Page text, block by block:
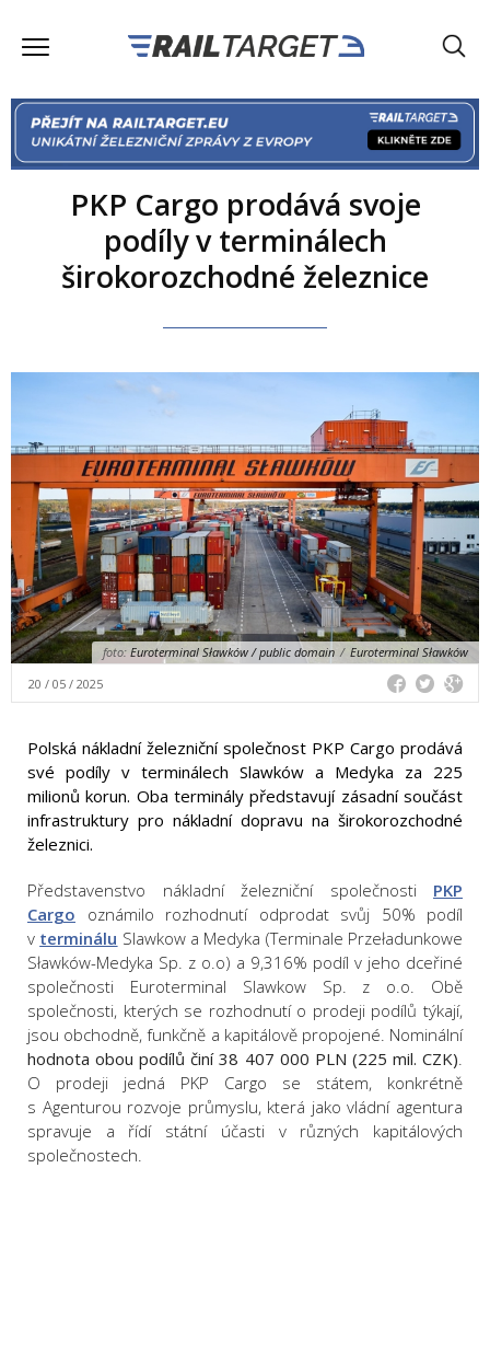
PKP Cargo prodává svoje
podíly v terminálech
širokorozchodné železnice
foto: Euroterminal Sławków / public domain / Euroterminal Sławków
20 / 05 / 2025
Polská nákladní železniční společnost PKP Cargo prodává
své podíly v terminálech Slawków a Medyka za 225
milionů korun. Oba terminály představují zásadní součást
infrastruktury pro nákladní dopravu na širokorozchodné
železnici.
Představenstvo nákladní železniční společnosti PKP
Cargo oznámilo rozhodnutí odprodat svůj 50% podíl
v terminálu Slawkow a Medyka (Terminale Przeładunkowe
Sławków-Medyka Sp. z o.o) a 9,316% podíl v jeho dceřiné
společnosti Euroterminal Slawkow Sp. z o.o. Obě
společnosti, kterých se rozhodnutí o prodeji podílů týkají,
jsou obchodně, funkčně a kapitálově propojené. Nominální
hodnota obou podílů činí 38 407 000 PLN (225 mil. CZK).
O prodeji jedná PKP Cargo se státem, konkrétně
s Agenturou rozvoje průmyslu, která jako vládní agentura
spravuje a řídí státní účasti v různých kapitálových
společnostech.